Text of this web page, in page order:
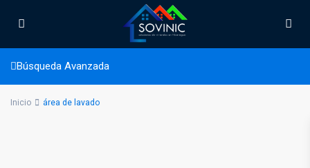
área de lavado
Búsqueda Avanzada
Inicio área de lavado